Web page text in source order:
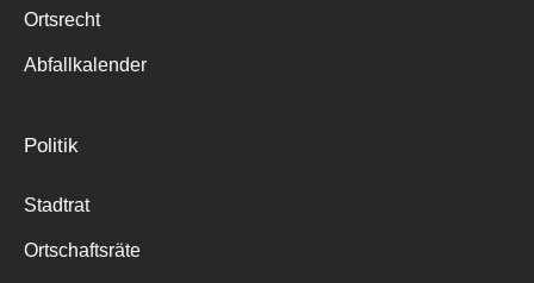
Ortsrecht
Abfallkalender
Politik
Stadtrat
Ortschaftsräte